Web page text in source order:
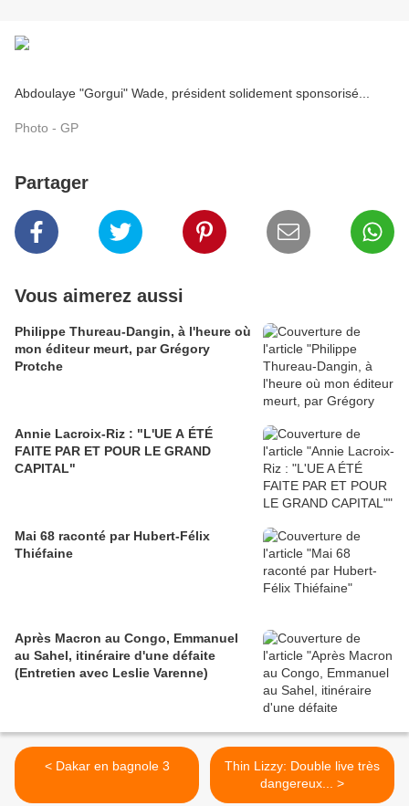
Abdoulaye "Gorgui" Wade, président solidement sponsorisé...
Photo - GP
Partager
Vous aimerez aussi
Philippe Thureau-Dangin, à l'heure où
mon éditeur meurt, par Grégory
Protche
Annie Lacroix-Riz : "L'UE A ÉTÉ
FAITE PAR ET POUR LE GRAND
CAPITAL"
Mai 68 raconté par Hubert-Félix
Thiéfaine
Après Macron au Congo, Emmanuel
au Sahel, itinéraire d'une défaite
(Entretien avec Leslie Varenne)
< Dakar en bagnole 3
Thin Lizzy: Double live très
dangereux... >